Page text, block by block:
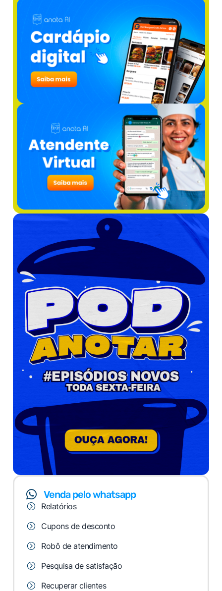
Venda pelo whatsapp
Relatórios
Cupons de desconto
Robô de atendimento
Pesquisa de satisfação
Recuperar clientes